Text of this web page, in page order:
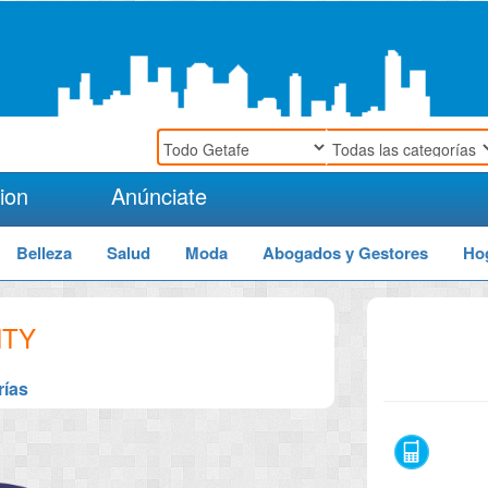
Anúnciate
Belleza Salud Moda Abogados y Gestores